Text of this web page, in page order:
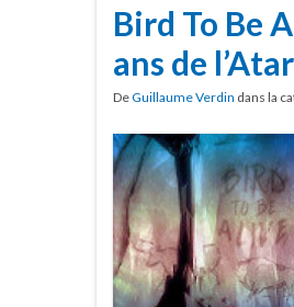
Bird To Be
ans de
DeGuillaume Verdin dans la